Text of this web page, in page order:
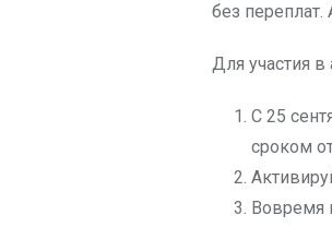
без
Для участия в
С 25
сроком
Вовремя